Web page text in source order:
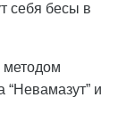
себя бесы в
методом
“Невамазут” и